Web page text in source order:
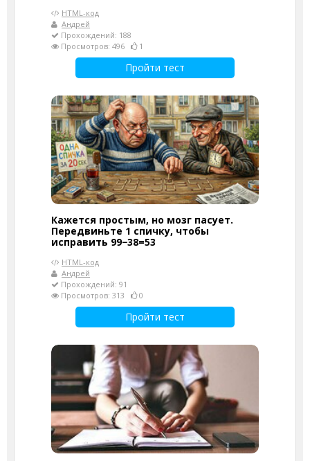
HTML-код
Андрей
Прохождений: 188
Просмотров: 496
1
Пройти тест
Кажется простым, но мозг пасует.
Передвиньте 1 спичку, чтобы
исправить 99−38=53
HTML-код
Андрей
Прохождений: 91
Просмотров: 313
0
Пройти тест